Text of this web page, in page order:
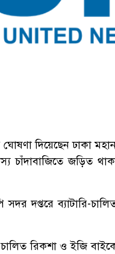
ঘোষণা দিয়েছেন ঢাকা
জড়িত
দপ্তরে ব্যাটারি-
চালিত রিকশা ও ইজি